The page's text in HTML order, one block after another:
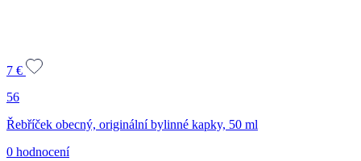
7 €
56
Řebříček obecný, originální bylinné kapky, 50 ml
0 hodnocení